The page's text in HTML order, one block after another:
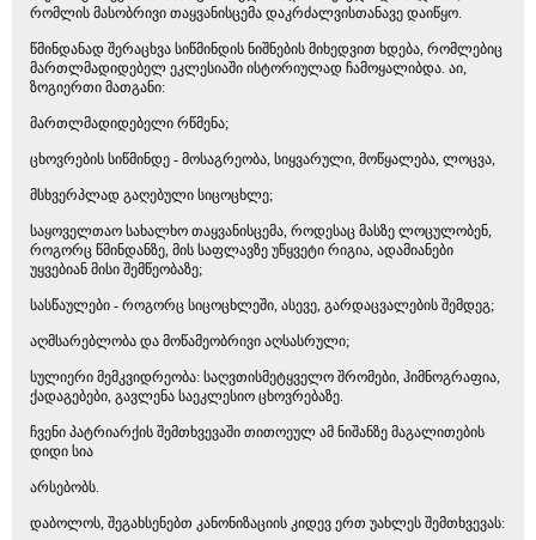
რომლის მასობრივი თაყვანისცემა დაკრძალვისთანავე დაიწყო.
წმინდანად შერაცხვა სიწმინდის ნიშნების მიხედვით ხდება, რომლებიც
მართლმადიდებელ ეკლესიაში ისტორიულად ჩამოყალიბდა. აი,
ზოგიერთი მათგანი:
მართლმადიდებელი რწმენა;
ცხოვრების სიწმინდე - მოსაგრეობა, სიყვარული, მოწყალება, ლოცვა,
მსხვერპლად გაღებული სიცოცხლე;
საყოველთაო სახალხო თაყვანისცემა, როდესაც მასზე ლოცულობენ,
როგორც წმინდანზე, მის საფლავზე უწყვეტი რიგია, ადამიანები
უყვებიან მისი შემწეობაზე;
სასწაულები - როგორც სიცოცხლეში, ასევე, გარდაცვალების შემდეგ;
აღმსარებლობა და მოწამეობრივი აღსასრული;
სულიერი მემკვიდრეობა: საღვთისმეტყველო შრომები, ჰიმნოგრაფია,
ქადაგებები, გავლენა საეკლესიო ცხოვრებაზე.
ჩვენი პატრიარქის შემთხვევაში თითოეულ ამ ნიშანზე მაგალითების
დიდი სია
არსებობს.
დაბოლოს, შეგახსენებთ კანონიზაციის კიდევ ერთ უახლეს შემთხვევას: